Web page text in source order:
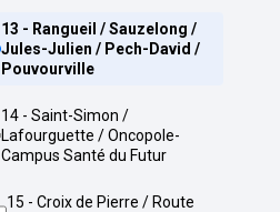
13 - Rangueil / Sauzelong /
Jules-Julien / Pech-David /
Pouvourville
14 - Saint-Simon /
Lafourguette / Oncopole-
Campus Santé du Futur
15 - Croix de Pierre / Route